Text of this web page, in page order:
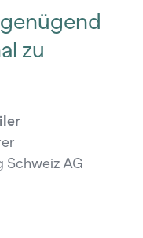
zu
Schweiz AG